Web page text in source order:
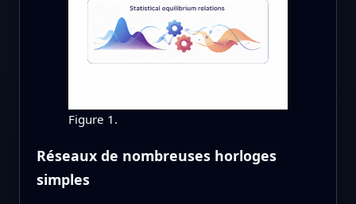
Figure 1.
Réseaux de nombreuses horloges
simples